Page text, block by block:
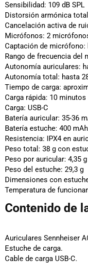
Sensibilidad: 109 dB SPL
Distorsión armónica
Cancelación activa de
Micrófonos: 2
Captación de micrófono:
Rango de frecuencia del
Autonomía auriculares:
Autonomía total: hasta
Tiempo de carga:
Carga rápida: 10 minutos
Carga: USB-C
Batería auricular: 35-36
Batería estuche: 400 mAh
Resistencia: IPX4 en
Peso total: 38 g con
Peso por auricular: 4,35 g
Peso del estuche: 29,3 g
Dimensiones con
Temperatura de
Contenido de
Auriculares Sennheiser
Estuche de carga.
Cable de carga USB-C.